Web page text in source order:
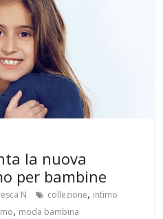
la nuova
per bambine
N collezione, intimo
, moda bambina